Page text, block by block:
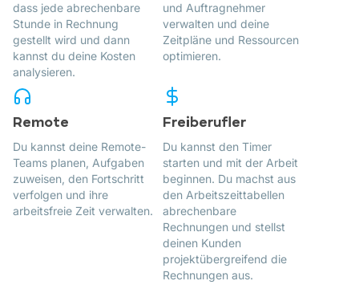
dass jede abrechenbare
Stunde in Rechnung
gestellt wird und dann
kannst du deine Kosten
analysieren.
und Auftragnehmer
verwalten und deine
Zeitpläne und Ressourcen
optimieren.
Remote
Du kannst deine Remote-
Teams planen, Aufgaben
zuweisen, den Fortschritt
verfolgen und ihre
arbeitsfreie Zeit verwalten.
Freiberufler
Du kannst den Timer
starten und mit der Arbeit
beginnen. Du machst aus
den Arbeitszeittabellen
abrechenbare
Rechnungen und stellst
deinen Kunden
projektübergreifend die
Rechnungen aus.